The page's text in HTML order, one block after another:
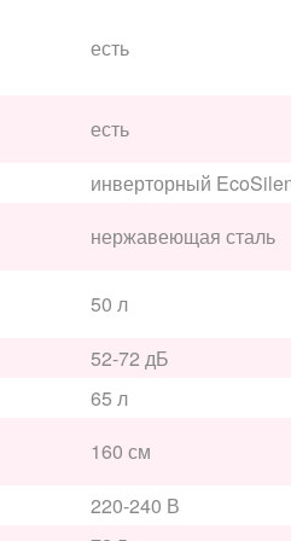
есть
есть
инверторный
нержавеющая сталь
50 л
52-72 дБ
65 л
160 см
220-240 В